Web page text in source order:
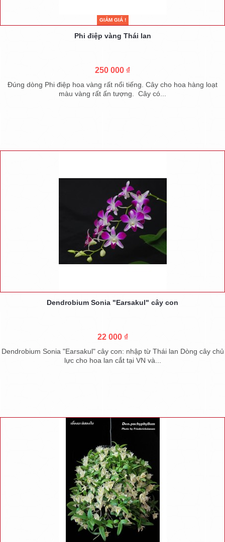
GIẢM GIÁ !
Phi điệp vàng Thái lan
250 000 ₫
Đúng dòng Phi điệp hoa vàng rất nổi tiếng. Cây cho hoa hàng loạt
màu vàng rất ấn tượng. Cây có...
Dendrobium Sonia "Earsakul" cây con
22 000 ₫
Dendrobium Sonia "Earsakul" cây con: nhập từ Thái lan Dòng cây chủ
lực cho hoa lan cắt tại VN và...